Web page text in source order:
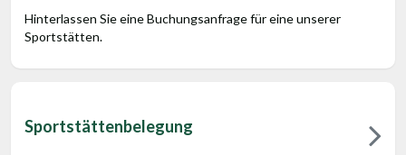
Hinterlassen Sie eine Buchungsanfrage für eine unserer
Sportstätten.
Sportstättenbelegung